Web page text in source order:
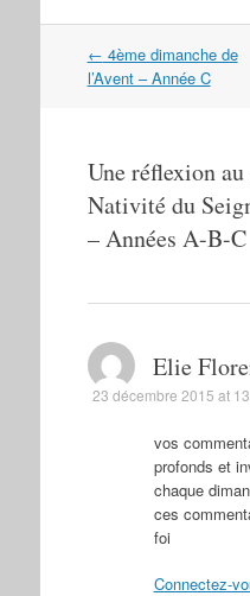
Navigation
dans
← 4ème dimanche de
l’Avent – Année C
Une réflexion
Nativité du
– Années A-B-C
Elie
23 décembre 2015 at
vos
profonds et
chaque
ces
foi
Connectez-